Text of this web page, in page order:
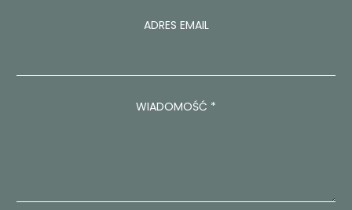
A
S
ADRES EMAIL
WIADOMOŚĆ *